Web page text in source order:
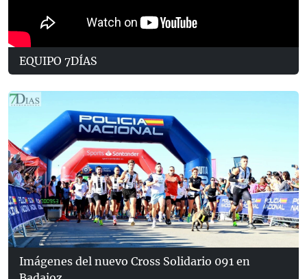
EQUIPO 7DÍAS
Imágenes del nuevo Cross Solidario 091 en